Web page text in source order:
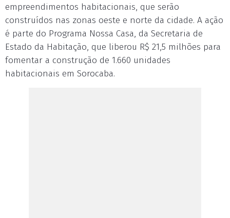
empreendimentos habitacionais, que serão
construídos nas zonas oeste e norte da cidade. A ação
é parte do Programa Nossa Casa, da Secretaria de
Estado da Habitação, que liberou R$ 21,5 milhões para
fomentar a construção de 1.660 unidades
habitacionais em Sorocaba.